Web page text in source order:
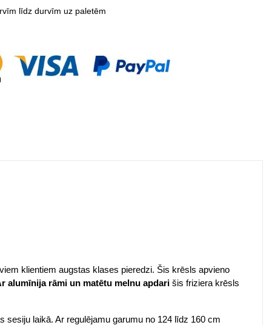
līdz durvīm uz paletēm
klientiem augstas klases pieredzi. Šis krēsls apvieno
alumīnija rāmi un matētu melnu apdari šis friziera krēsls
laikā. Ar regulējamu garumu no 124 līdz 160 cm